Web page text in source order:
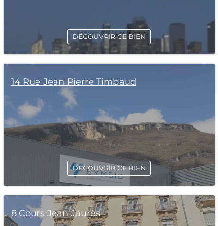
DÉCOUVRIR CE BIEN
14 Rue Jean Pierre Timbaud
DÉCOUVRIR CE BIEN
8 Cours Jean Jaurès